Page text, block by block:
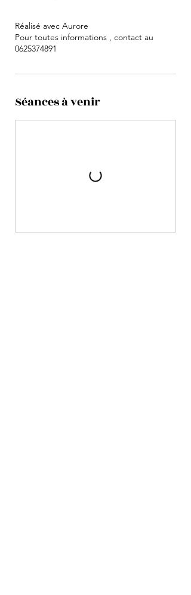
Réalisé avec Aurore
Pour toutes informations , contact au
0625374891
Séances à venir